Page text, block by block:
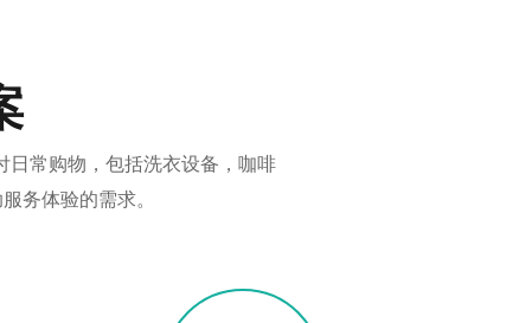
日常购物，包括洗衣设备，咖啡
务体验的需求。